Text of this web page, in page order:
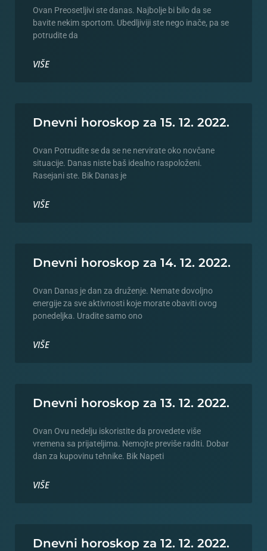
Ovan Preosetljivi ste danas. Najbolje bi bilo da se
bavite nekim sportom. Ubedljiviji ste nego inače, pa se
potrudite da
VIŠE
Dnevni horoskop za 15. 12. 2022.
Ovan Potrudite se da se ne nervirate oko novčane
situacije. Danas niste baš idealno raspoloženi.
Rasejani ste. Bik Danas je
VIŠE
Dnevni horoskop za 14. 12. 2022.
Ovan Danas je dan za druženje. Nemate dovoljno
energije za sve aktivnosti koje morate obaviti ovog
ponedeljka. Uradite samo ono
VIŠE
Dnevni horoskop za 13. 12. 2022.
Ovan Ovu nedelju iskoristite da provedete više
vremena sa prijateljima. Nemojte previše raditi. Dobar
dan za kupovinu tehnike. Bik Napeti
VIŠE
Dnevni horoskop za 12. 12. 2022.